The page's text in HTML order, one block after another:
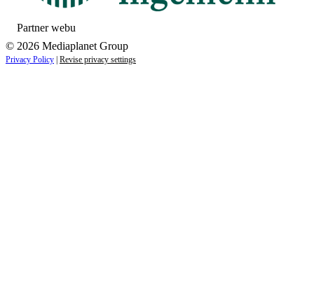
Partner webu
© 2026 Mediaplanet Group
Privacy Policy Revise privacy settings